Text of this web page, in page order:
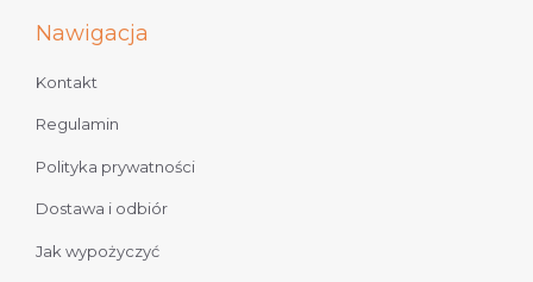
Nawigacja
Kontakt
Regulamin
Polityka prywatności
Dostawa i odbiór
Jak wypożyczyć